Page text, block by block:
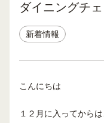
ダイニングチ
新着情報
こんにちは
１２月に入ってから